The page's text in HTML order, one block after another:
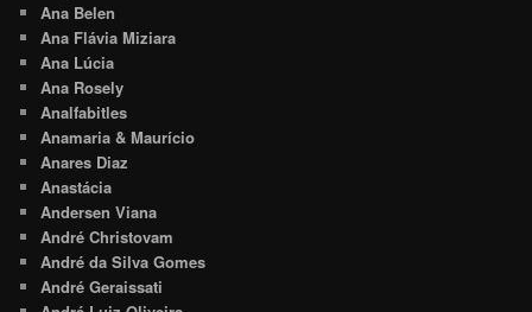
Ana Belen
Ana Flávia Miziara
Ana Lúcia
Ana Rosely
Analfabitles
Anamaria & Maurício
Anares Diaz
Anastácia
Andersen Viana
André Christovam
André da Silva Gomes
André Geraissati